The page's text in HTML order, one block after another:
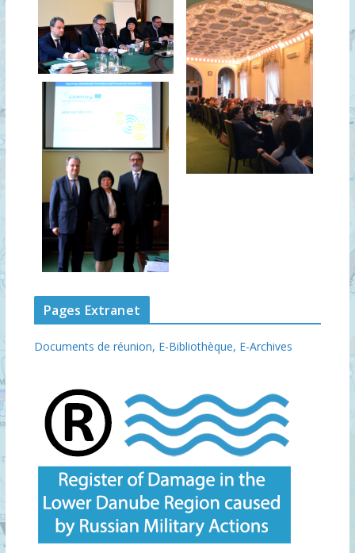
Pages Extranet
Documents de réunion, E-Bibliothèque, E-Archives